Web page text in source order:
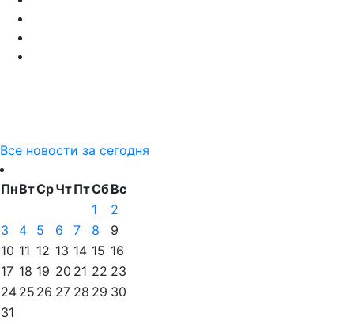
Все новости за сегодня
ПнВтСрЧтПтСбВс
1
2
3
4 5 6 7 8
9
10 11 12 13 14 15 16
17 18 19 20 21 22 23
24 25 26 27 28 29 30
31